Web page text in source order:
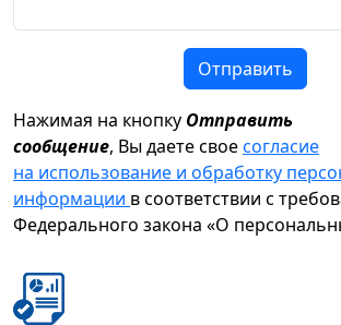
Отправить
Нажимая на кнопку Отправить
сообщение, Вы даете своесогласие
на использование и обработку
информации в соответствии с
Федерального закона «О